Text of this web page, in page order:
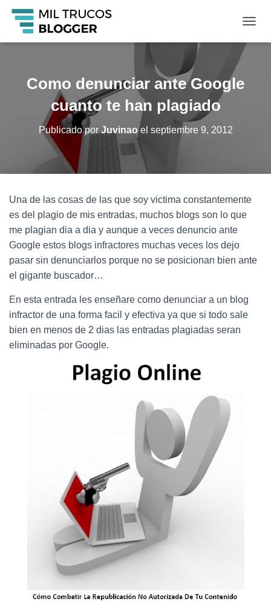
A
V
I
Como denunciar ante Google
cuanto te han plagiado
Publicado porJuvinaoel septiembre 9, 2012
Una de las cosas de las que soy victima constantemente
es del plagio de mis entradas, muchos blogs son lo que
me plagian dia a dia y aunque a veces denuncio ante
Google estos blogs infractores muchas veces los dejo
pasar sin denunciarlos porque no se posicionan bien ante
el gigante buscador…
En esta entrada les enseñare como denunciar a un blog
infractor de una forma facil y efectiva ya que si todo sale
bien en menos de 2 dias las entradas plagiadas seran
eliminadas por Google.